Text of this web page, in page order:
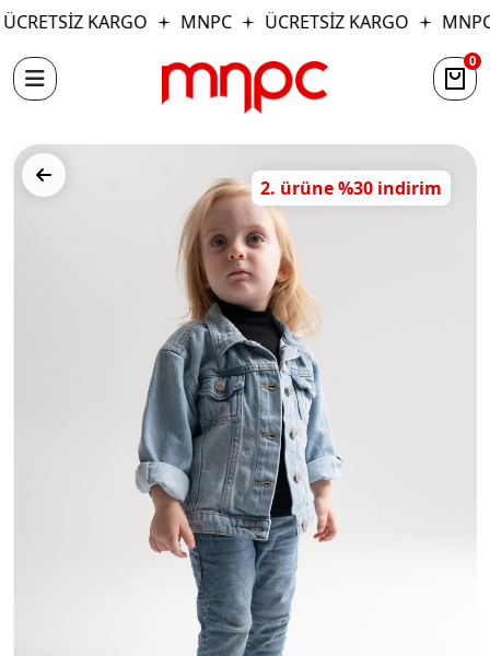
KARGO MNPC ÜCRETSİZ KARGO MNPC
0
2. ürüne %30 indirim